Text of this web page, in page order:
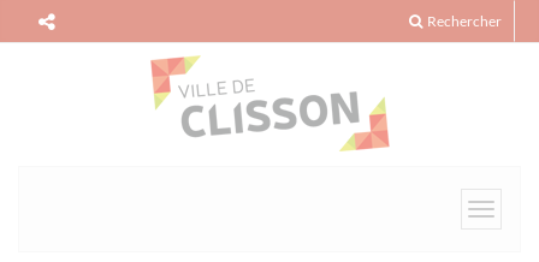
Rechercher
Toggle
Panneau de gestion des cookies